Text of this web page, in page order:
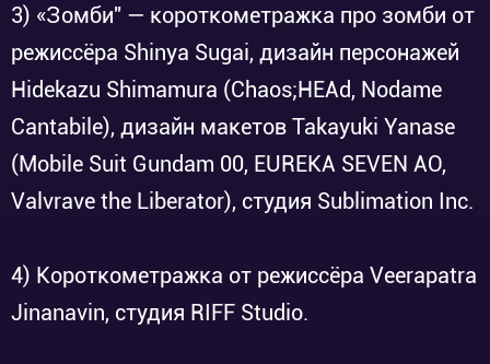
3) «Зомби" — короткометражка про зомби от
режиссёра Shinya Sugai, дизайн персонажей
Hidekazu Shimamura (Chaos;HEAd, Nodame
Cantabile), дизайн макетов Takayuki Yanase
(Mobile Suit Gundam 00, EUREKA SEVEN AO,
Valvrave the Liberator), студия Sublimation Inc.
4) Короткометражка от режиссёра Veerapatra
Jinanavin, студия RIFF Studio.